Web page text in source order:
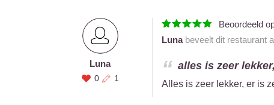
Luna
0 1
Beoordeeld
Lunabeveelt dit restaurant
alles is zeer
Alles is zeer lekker, er is